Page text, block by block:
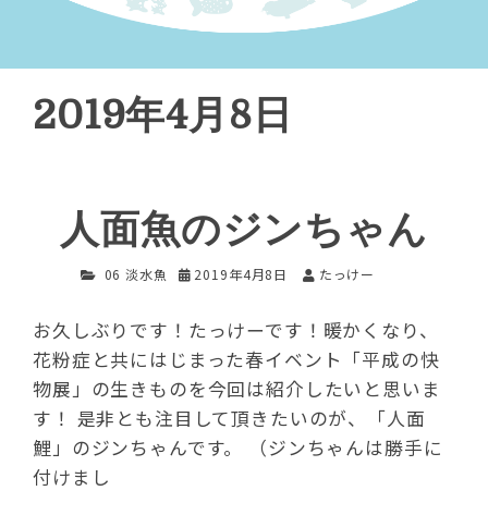
2019年4月8日
人面魚のジンちゃん
06 淡水魚 2019年4月8日 たっけー
お久しぶりです！たっけーです！暖かくなり、
花粉症と共にはじまった春イベント「平成の快
物展」の生きものを今回は紹介したいと思いま
す！ 是非とも注目して頂きたいのが、「人面
鯉」のジンちゃんです。 （ジンちゃんは勝手に
付けまし